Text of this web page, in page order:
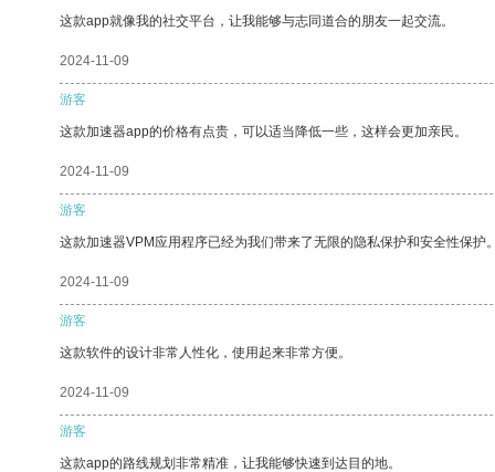
这款app就像我的社交平台，让我能够与志同道合的朋友一起交流。
2024-11-09
游客
这款加速器app的价格有点贵，可以适当降低一些，这样会更加亲民。
2024-11-09
游客
这款加速器VPM应用程序已经为我们带来了无限的隐私保护和安全性保护
2024-11-09
游客
这款软件的设计非常人性化，使用起来非常方便。
2024-11-09
游客
这款app的路线规划非常精准，让我能够快速到达目的地。